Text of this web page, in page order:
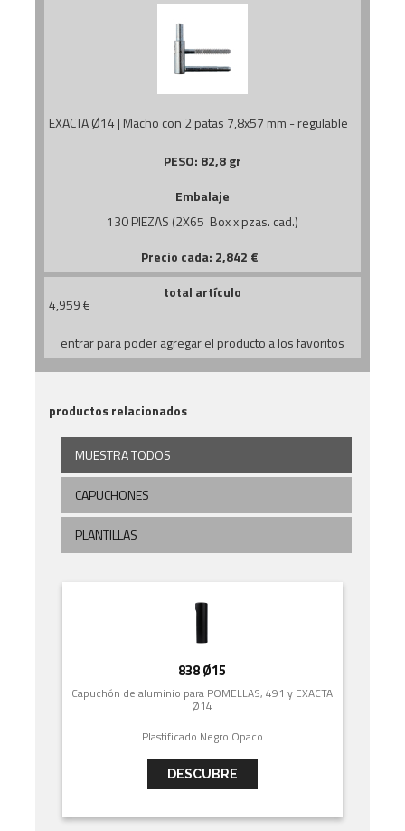
EXACTA Ø14 | Macho con 2 patas 7,8x57 mm - regulable
PESO: 82,8 gr
Embalaje
130 PIEZAS (2X65 Box x pzas. cad.)
Precio cada: 2,842 €
total artículo
4,959€
entrarpara poder agregar el producto a los favoritos
productos relacionados
MUESTRA TODOS
CAPUCHONES
PLANTILLAS
838 Ø15
Capuchón de aluminio para POMELLAS, 491 y EXACTA
Ø14
Plastificado Negro Opaco
DESCUBRE